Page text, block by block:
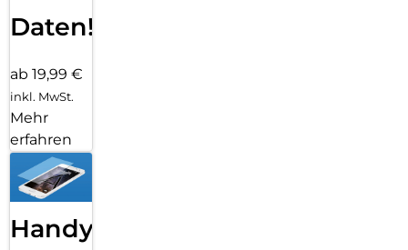
Daten!
ab 19,99 €
inkl. MwSt.
Mehr
erfahren
Handy